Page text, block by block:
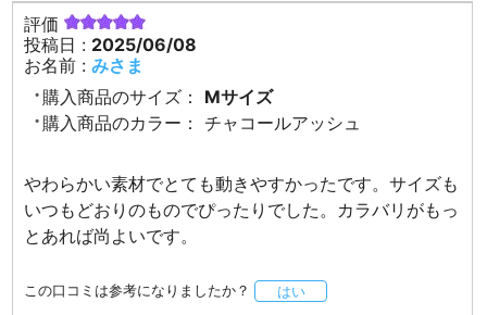
評価
投稿日 : 2025/06/08
お名前 :みさま
購入商品のサイズ：
Mサイズ
購入商品のカラー：
チャコールアッシュ
やわらかい素材でとても動きやすかったです。サイズも
いつもどおりのものでぴったりでした。カラバリがもっ
とあれば尚よいです。
この口コミは参考になりましたか？ はい